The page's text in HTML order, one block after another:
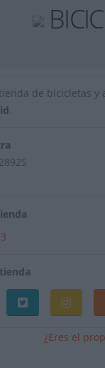
de bicicletas y
.
¿Eres el